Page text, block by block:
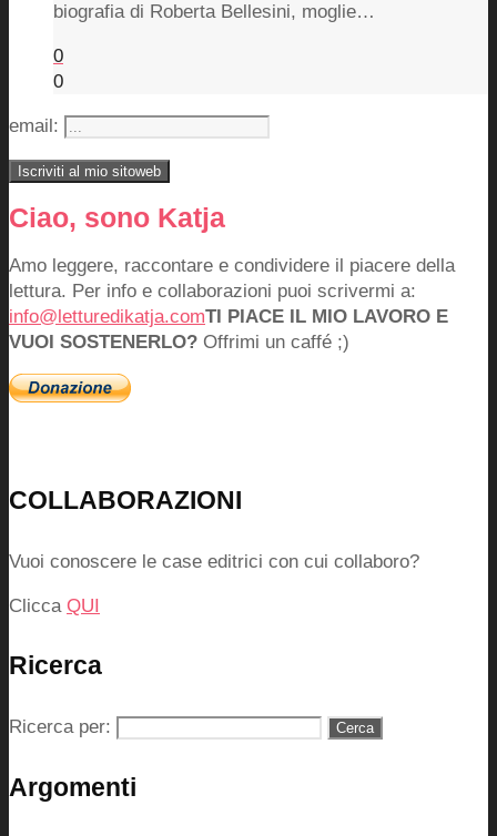
biografia di Roberta Bellesini, moglie…
0
0
email:
Ciao, sono Katja
Amo leggere, raccontare e condividere il piacere della
lettura. Per info e collaborazioni puoi scrivermi a:
info@letturedikatja.comTI PIACE IL MIO LAVORO E
VUOI SOSTENERLO? Offrimi un caffé ;)
COLLABORAZIONI
Vuoi conoscere le case editrici con cui collaboro?
Clicca QUI
Ricerca
Ricerca per:
Argomenti